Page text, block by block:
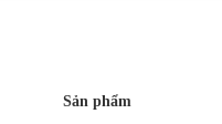
Sản phẩm